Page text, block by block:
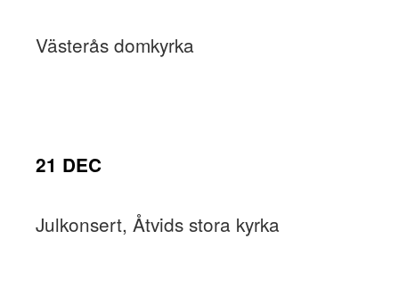
Västerås domkyrka
21 DEC
Julkonsert, Åtvids stora kyrka